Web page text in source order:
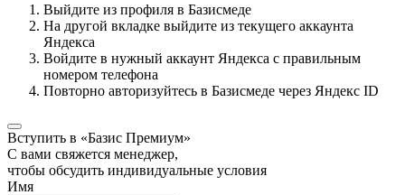
Выйдите из профиля в Базисмеде
На другой вкладке выйдите из текущего аккаунта
Яндекса
Войдите в нужный аккаунт Яндекса с правильным
номером телефона
Повторно авторизуйтесь в Базисмеде через Яндекс ID
Вступить в «Базис Премиум»
С вами свяжется менеджер,
чтобы обсудить индивидуальные условия
Имя